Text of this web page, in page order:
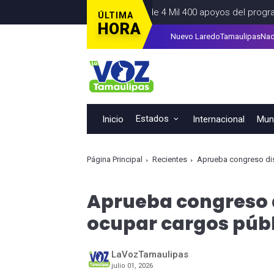
ÚLTIMA
HORA
Carlos Peña Ortiz más de 4 Mil 400 apoyos del programa
de Monterrey a tramitar la tarjeta de la Regio Ruta ALCALDIAS
Nuevo LaredoTamaulipas
Inicio Estados Internacional
Página Principal Recientes Aprueba congreso
Aprueba
ocupar cargos
LaVozTamaulipas
julio 01, 2026